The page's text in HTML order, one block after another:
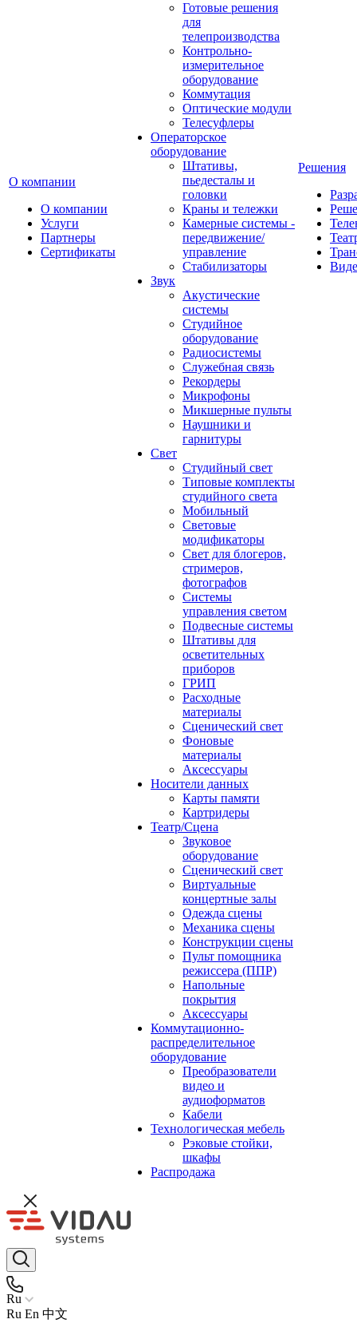
О компании
О компании
Услуги
Партнеры
Сертификаты
Готовые решения
для
телепроизводства
Контрольно-
измерительное
оборудование
Коммутация
Оптические модули
Телесуфлеры
Операторское
оборудование
Штативы,
пьедесталы и
головки
Краны и тележки
Камерные системы -
передвижение/
управление
Стабилизаторы
Звук
Акустические
системы
Студийное
оборудование
Радиосистемы
Служебная связь
Рекордеры
Микрофоны
Микшерные пульты
Наушники и
гарнитуры
Свет
Студийный свет
Типовые комплекты
студийного света
Мобильный
Световые
модификаторы
Свет для блогеров,
стримеров,
фотографов
Системы
управления светом
Подвесные системы
Штативы для
осветительных
приборов
ГРИП
Расходные
материалы
Сценический свет
Фоновые
материалы
Аксессуары
Носители данных
Карты памяти
Картридеры
Театр/Сцена
Звуковое
оборудование
Сценический свет
Виртуальные
концертные залы
Одежда сцены
Механика сцены
Конструкции сцены
Пульт помощника
режиссера (ППР)
Напольные
покрытия
Аксессуары
Коммутационно-
распределительное
оборудование
Преобразователи
видео и
аудиоформатов
Кабели
Технологическая мебель
Рэковые стойки,
шкафы
Распродажа
Решения
Ru
Ru En 中文